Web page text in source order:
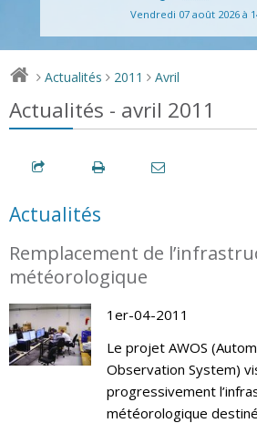
Vendredi 07 août 2026 à
> Actualités > 2011 > Avril
Actualités - avril 2011
Actualités
Remplacement de
météorologique
1er-04-2011
Le projet AWOS
Observation System)
progressivement
météorologique